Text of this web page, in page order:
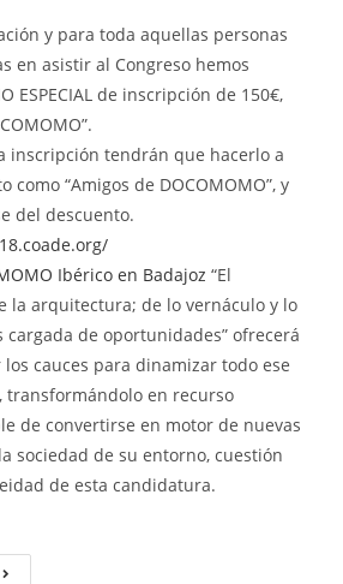
y para toda aquellas personas
en asistir al Congreso hemos
ESPECIAL de inscripción de 150€,
inscripción tendrán que hacerlo a
“Amigos de DOCOMOMO”, y
del descuento.
Ibérico en Badajoz “El
la arquitectura; de lo vernáculo y lo
cargada de oportunidades” ofrecerá
cauces para dinamizar todo ese
transformándolo en recurso
de convertirse en motor de nuevas
sociedad de su entorno, cuestión
de esta candidatura.